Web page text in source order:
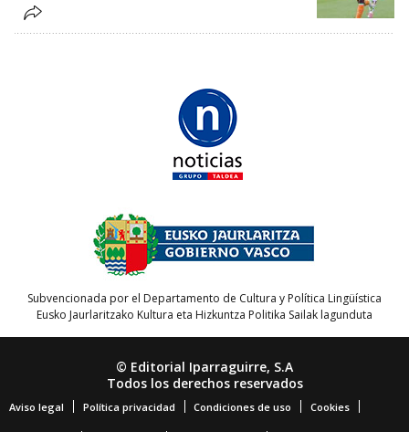
Subvencionada por el Departamento de Cultura y Política Lingüística
Eusko Jaurlaritzako Kultura eta Hizkuntza Politika Sailak lagunduta
© Editorial Iparraguirre, S.A
Todos los derechos reservados
Aviso legal Política privacidad Condiciones de uso Cookies